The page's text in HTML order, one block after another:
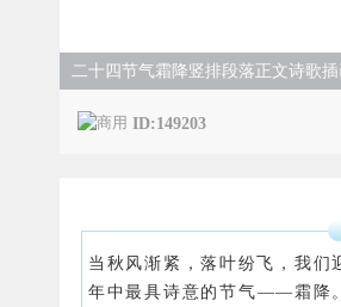
二十四节气霜降竖排段落正文诗歌
ID:149203
当秋风渐紧，落叶纷飞，我们
年中最具诗意的节气——霜降